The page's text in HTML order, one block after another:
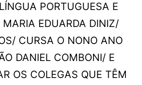
PORTUGUESA E
EDUARDA DINIZ/
CURSA O NONO ANO
DANIEL COMBONI/ E
OS COLEGAS QUE TÊM